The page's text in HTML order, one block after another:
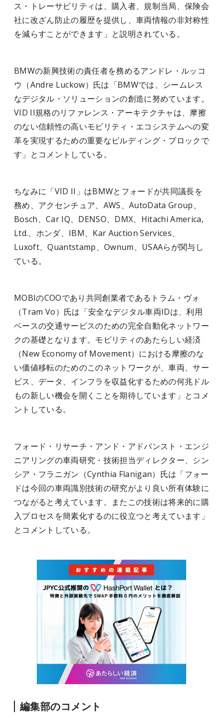
ス・トレーサビリティは、購入者、規制当局、保険会
社に改ざん防止の履歴を提供し、車両情報の非対称性
を減らすことができます」と説明されている。
BMWの新興技術の責任者を務めるアンドレ・ルッコ
ウ（Andre Luckow）氏は「BMWでは、シームレス
なデジタル・ソリューションの創造に努めています。
VID II規格のリファレンス・アーキテクチャは、摩擦
のない信頼性の高いモビリティ・エコシステムへの変
革を実現するための重要なビルディング・ブロックで
す」とコメントしている。
ちなみに「VID II」はBMWとフォードが共同議長を
務め、アクセンチュア、AWS、AutoData Group、
Bosch、Car IQ、DENSO、DMX、Hitachi America,
Ltd.、ホンダ、IBM、Kar Auction Services、
Luxoft、Quantstamp、Ownum、USAAらが関与し
ている。
MOBIのCOOであり共同創業者であるトラム・ヴォ
（Tram Vo）氏は「安全なデジタル車両IDは、利用
ベースの交通サービスのための完全自動化ネットワー
クの基礎となります。モビリティのあたらしい経済
（New Economy of Movement）における摩擦のな
い価値移転のためのこのネットワークが、車両、サー
ビス、データ、インフラを収益化するための何兆ドル
もの新しい機会を開くことを期待しています」とコメ
ントしている。
フォード・リサーチ・アンド・アドバンスト・エンジ
ニアリングの車両研究・技術担当ディレクター、シン
シア・フラニガン（Cynthia Flanigan）氏は「フォー
ドは今回の車両識別技術の研究がより良い所有体験に
つながると考えています。またこの技術は将来的に購
入プロセスを簡素化するのに役立つと考えています」
とコメントしている。
編集部のコメント